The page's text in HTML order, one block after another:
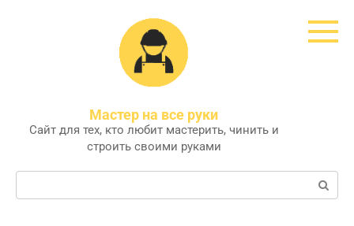
Мастер на все руки
Сайт для тех, кто любит мастерить, чинить и
строить своими руками
Поиск: